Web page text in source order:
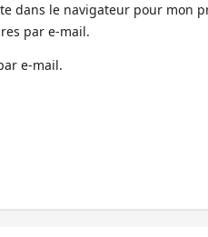
dans le navigateur pour mon
par e-mail.
e-mail.